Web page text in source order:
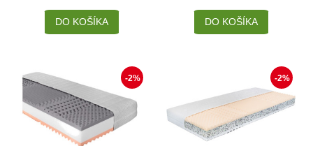
DO KOŠÍKA DO KOŠÍKA
-2% -2%